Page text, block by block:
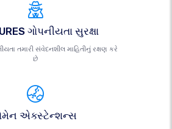
ગોપનીયતા સુરક્ષા
તમારી સંવેદનશીલ માહિતીનું રક્ષણ કરે
છે
એક્સ્ટેન્શન્સ